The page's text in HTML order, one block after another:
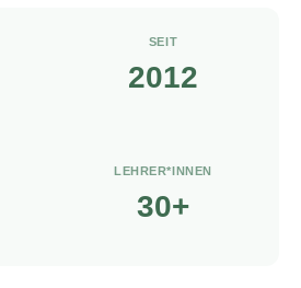
SEIT
2012
LEHRER*INNEN
30+